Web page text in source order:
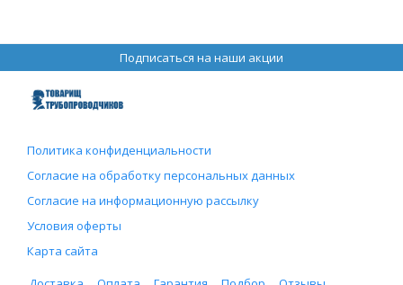
Подписаться на наши акции
Политика конфиденциальности
Согласие на обработку персональных данных
Согласие на информационную рассылку
Условия оферты
Карта сайта